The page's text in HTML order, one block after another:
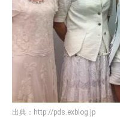
出典： http://pds.exblog.jp